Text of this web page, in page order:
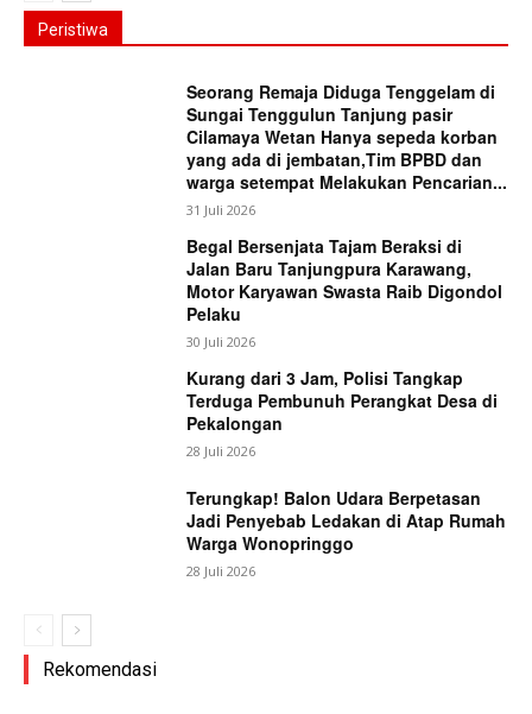
Peristiwa
Seorang Remaja Diduga Tenggelam di
Sungai Tenggulun Tanjung pasir
Cilamaya Wetan Hanya sepeda korban
yang ada di jembatan,Tim BPBD dan
warga setempat Melakukan Pencarian...
31 Juli 2026
Begal Bersenjata Tajam Beraksi di
Jalan Baru Tanjungpura Karawang,
Motor Karyawan Swasta Raib Digondol
Pelaku
30 Juli 2026
Kurang dari 3 Jam, Polisi Tangkap
Terduga Pembunuh Perangkat Desa di
Pekalongan
28 Juli 2026
Terungkap! Balon Udara Berpetasan
Jadi Penyebab Ledakan di Atap Rumah
Warga Wonopringgo
28 Juli 2026
Rekomendasi